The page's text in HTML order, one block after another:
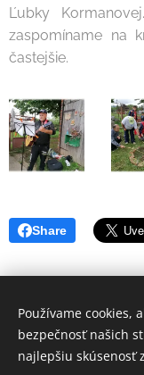
Ľubky
zaspomíname na
častejšie.
Share
Používame cookies,
bezpečnosť našich
najlepšiu skúsenosť